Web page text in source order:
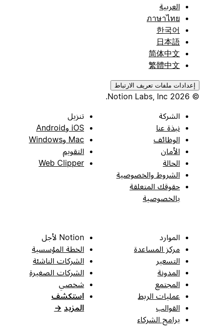
العربية
ภาษาไทย
한국어
日本語
简体中文
繁體中文
إعدادات ملفات تعريف الارتباط
الشركة
نبذة عنا
الوظائف
الأمان
الحالة
الشروط والخصوصية
حقوقك المتعلقة
بالخصوصية
تنزيل
iOS وAndroid
Mac وWindows
التقويم
Web Clipper
الموارد
مركز المساعدة
التسعير
المدونة
المجتمع
عمليات الربط
القوالب
برامج الشركاء
Notion لأجل
الخطة المؤسسية
الشركات الناشئة
الشركات الصغيرة
شخصي
استكشف
المزيد →